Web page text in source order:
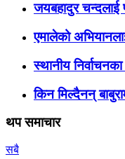
जयबहादुर चन्दलाई
एमालेको
स्थानीय
किन मिल्दैनन्
थप समाचार
सबै